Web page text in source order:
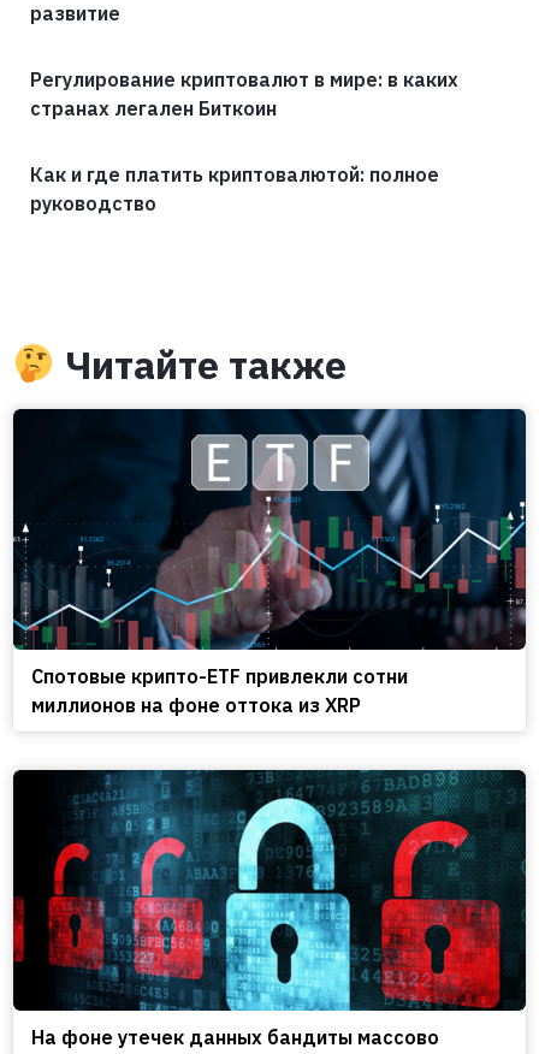
развитие
Регулирование криптовалют в мире: в каких
странах легален Биткоин
Как и где платить криптовалютой: полное
руководство
Читайте также
Спотовые крипто-ETF привлекли сотни
миллионов на фоне оттока из XRP
На фоне утечек данных бандиты массово